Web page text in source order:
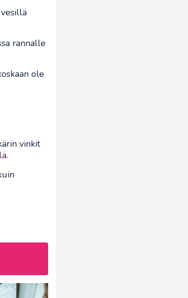
rannalle
ole
vinkit
.